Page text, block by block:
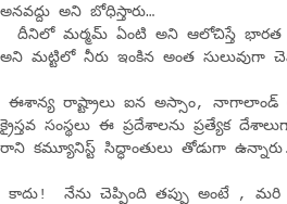
అనవద్దు అని బోధిస్తారు…
దీనిలో మర్మమ్ ఏంటి అని ఆలోచిస్తే భారత
అని మట్టిలో నీరు ఇంకిన అంత సులువుగా
ఈశాన్య రాష్ట్రాలు ఐన అస్సాం, నాగాలాండ్
క్రైస్తవ సంస్థలు ఈ ప్రదేశాలను ప్రత్యేక
రాని కమ్యూనిస్ట్ సిద్ధాంతులు తోడుగా
కాదు! నేను చెప్పింది తప్పు అంటే , మరి